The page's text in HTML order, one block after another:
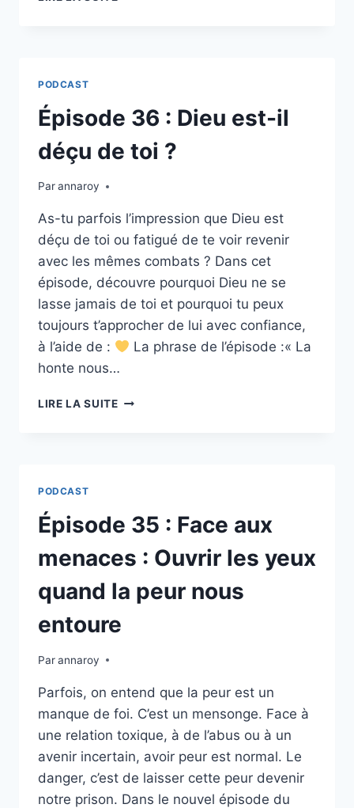
MON
PASSÉ
DIRIGER
MON
PODCAST
Épisode 36 : Dieu est-il
déçu de toi ?
Parannaroy
As-tu parfois l’impression que Dieu est
déçu de toi ou fatigué de te voir revenir
avec les mêmes combats ? Dans cet
épisode, découvre pourquoi Dieu ne se
lasse jamais de toi et pourquoi tu peux
toujours t’approcher de lui avec confiance,
à l’aide de :
La phrase de l’épisode :« La
honte nous…
LIRE LA SUITEÉPISODE
DE
TOI
PODCAST
Épisode 35 : Face aux
menaces : Ouvrir les yeux
quand la peur nous
entoure
Parannaroy
Parfois, on entend que la peur est un
manque de foi. C’est un mensonge. Face à
une relation toxique, à de l’abus ou à un
avenir incertain, avoir peur est normal. Le
danger, c’est de laisser cette peur devenir
notre prison. Dans le nouvel épisode du